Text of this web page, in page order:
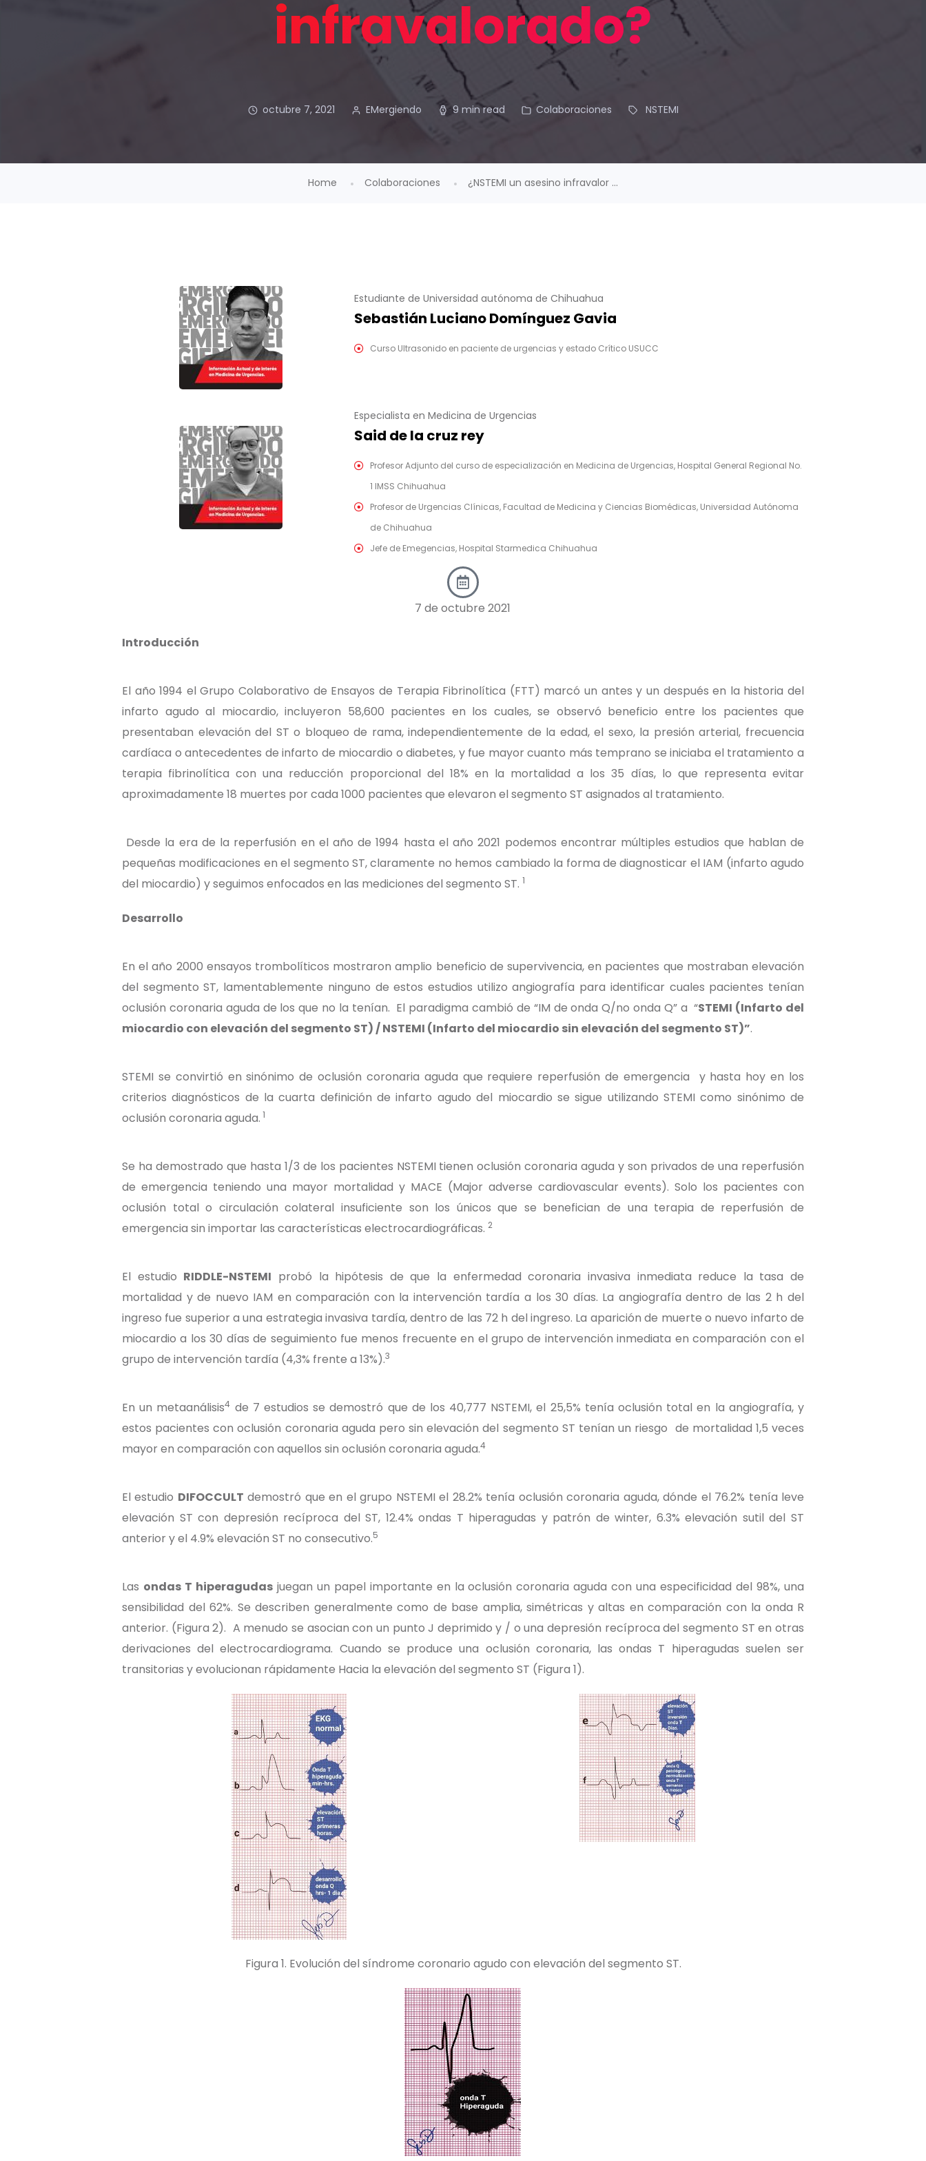
infravalorado?
octubre 7, 2021 EMergiendo 9 min read Colaboraciones NSTEMI
Home Colaboraciones ¿NSTEMI un asesino infravalor ...
Estudiante de Universidad autónoma de Chihuahua
Sebastián Luciano Domínguez Gavia
Curso Ultrasonido en paciente de urgencias y estado Crítico USUCC
Especialista en Medicina de Urgencias
Said de la cruz rey
Profesor Adjunto del curso de especialización en Medicina de Urgencias, Hospital General Regional No.
1 IMSS Chihuahua
Profesor de Urgencias Clínicas, Facultad de Medicina y Ciencias Biomédicas, Universidad Autónoma
de Chihuahua
Jefe de Emegencias, Hospital Starmedica Chihuahua
7 de octubre 2021
Introducción
El año 1994 el Grupo Colaborativo de Ensayos de Terapia Fibrinolítica (FTT) marcó un antes y un después en la historia del
infarto agudo al miocardio, incluyeron 58,600 pacientes en los cuales, se observó beneficio entre los pacientes que
presentaban elevación del ST o bloqueo de rama, independientemente de la edad, el sexo, la presión arterial, frecuencia
cardíaca o antecedentes de infarto de miocardio o diabetes, y fue mayor cuanto más temprano se iniciaba el tratamiento a
terapia fibrinolítica con una reducción proporcional del 18% en la mortalidad a los 35 días, lo que representa evitar
aproximadamente 18 muertes por cada 1000 pacientes que elevaron el segmento ST asignados al tratamiento.
Desde la era de la reperfusión en el año de 1994 hasta el año 2021 podemos encontrar múltiples estudios que hablan de
pequeñas modificaciones en el segmento ST, claramente no hemos cambiado la forma de diagnosticar el IAM (infarto agudo
del miocardio) y seguimos enfocados en las mediciones del segmento ST. 1
Desarrollo
En el año 2000 ensayos trombolíticos mostraron amplio beneficio de supervivencia, en pacientes que mostraban elevación
del segmento ST, lamentablemente ninguno de estos estudios utilizo angiografía para identificar cuales pacientes tenían
oclusión coronaria aguda de los que no la tenían. El paradigma cambió de “IM de onda Q/no onda Q” a “STEMI (Infarto del
miocardio con elevación del segmento ST) / NSTEMI (Infarto del miocardio sin elevación del segmento ST)”.
STEMI se convirtió en sinónimo de oclusión coronaria aguda que requiere reperfusión de emergencia y hasta hoy en los
criterios diagnósticos de la cuarta definición de infarto agudo del miocardio se sigue utilizando STEMI como sinónimo de
oclusión coronaria aguda. 1
Se ha demostrado que hasta 1/3 de los pacientes NSTEMI tienen oclusión coronaria aguda y son privados de una reperfusión
de emergencia teniendo una mayor mortalidad y MACE (Major adverse cardiovascular events). Solo los pacientes con
oclusión total o circulación colateral insuficiente son los únicos que se benefician de una terapia de reperfusión de
emergencia sin importar las características electrocardiográficas. 2
El estudio RIDDLE-NSTEMI probó la hipótesis de que la enfermedad coronaria invasiva inmediata reduce la tasa de
mortalidad y de nuevo IAM en comparación con la intervención tardía a los 30 días. La angiografía dentro de las 2 h del
ingreso fue superior a una estrategia invasiva tardía, dentro de las 72 h del ingreso. La aparición de muerte o nuevo infarto de
miocardio a los 30 días de seguimiento fue menos frecuente en el grupo de intervención inmediata en comparación con el
grupo de intervención tardía (4,3% frente a 13%).3
En un metaanálisis4 de 7 estudios se demostró que de los 40,777 NSTEMI, el 25,5% tenía oclusión total en la angiografía, y
estos pacientes con oclusión coronaria aguda pero sin elevación del segmento ST tenían un riesgo de mortalidad 1,5 veces
mayor en comparación con aquellos sin oclusión coronaria aguda.4
El estudio DIFOCCULT demostró que en el grupo NSTEMI el 28.2% tenía oclusión coronaria aguda, dónde el 76.2% tenía leve
elevación ST con depresión recíproca del ST, 12.4% ondas T hiperagudas y patrón de winter, 6.3% elevación sutil del ST
anterior y el 4.9% elevación ST no consecutivo.5
Las ondas T hiperagudasjuegan un papel importante en la oclusión coronaria aguda con una especificidad del 98%, una
sensibilidad del 62%. Se describen generalmente como de base amplia, simétricas y altas en comparación con la onda R
anterior. (Figura 2). A menudo se asocian con un punto J deprimido y / o una depresión recíproca del segmento ST en otras
derivaciones del electrocardiograma. Cuando se produce una oclusión coronaria, las ondas T hiperagudas suelen ser
transitorias y evolucionan rápidamente Hacia la elevación del segmento ST (Figura 1).
Figura 1. Evolución del síndrome coronario agudo con elevación del segmento ST.